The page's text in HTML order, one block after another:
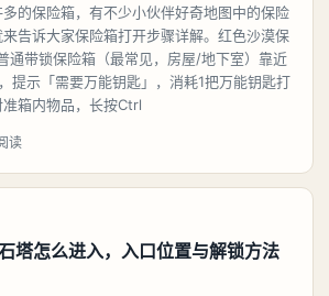
的保险箱，有不少小伙伴好奇地图中的保险
告诉大家保险箱打开步骤详解。红色沙漠保
通带锁保险箱（最常见，房屋/地下室）靠近
提示「需要万能钥匙」，消耗1把万能钥匙打
箱内物品，长按Ctrl
读
塔怎么进入，入口位置与解锁方法